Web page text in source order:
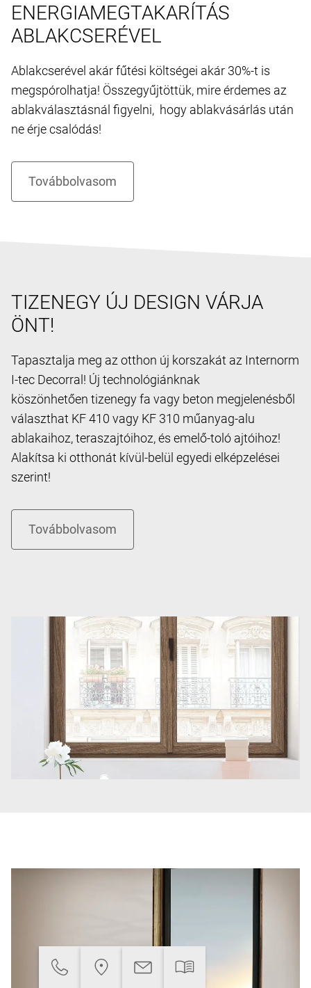
ENERGIAMEGTAKARÍTÁS
ABLAKCSERÉVEL
Ablakcserével akár fűtési költségei akár 30%-t is
megspórolhatja! Összegyűjtöttük, mire érdemes az
ablakválasztásnál figyelni, hogy ablakvásárlás után
ne érje csalódás!
TIZENEGY ÚJ DESIGN VÁRJA
ÖNT!
Tapasztalja meg az otthon új korszakát az Internorm
I-tec Decorral! Új technológiánknak
köszönhetően tizenegy fa vagy beton megjelenésből
választhat KF 410 vagy KF 310 műanyag-alu
ablakaihoz, teraszajtóihoz, és emelő-toló ajtóihoz!
Alakítsa ki otthonát kívül-belül egyedi elképzelései
szerint!